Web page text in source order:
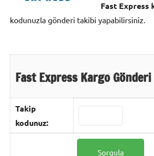
Fast Express
kodunuzla gönderi takibi yapabilirsiniz.
Fast Express Kargo
Takip
kodunuz: